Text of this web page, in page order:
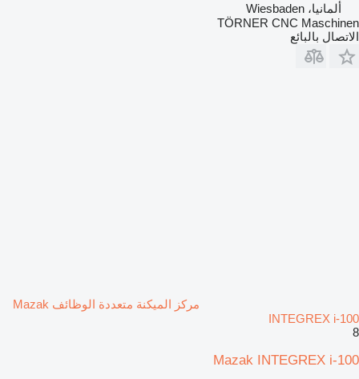
ألمانيا، Wiesbaden
TÖRNER CNC Maschinen
الاتصال بالبائع
مركز الميكنة متعددة الوظائف Mazak
INTEGREX i-100
8
Mazak INTEGREX i-100